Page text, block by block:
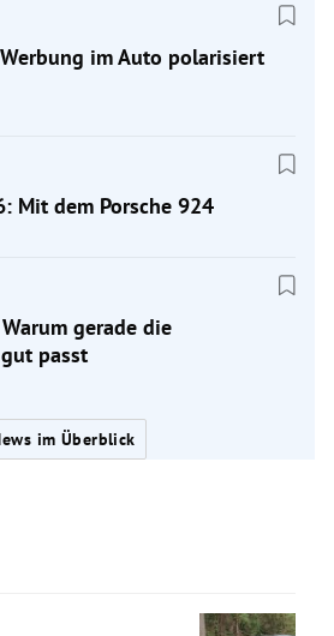
im Auto polarisiert
Mit dem Porsche 924
gerade die
passt
im Überblick